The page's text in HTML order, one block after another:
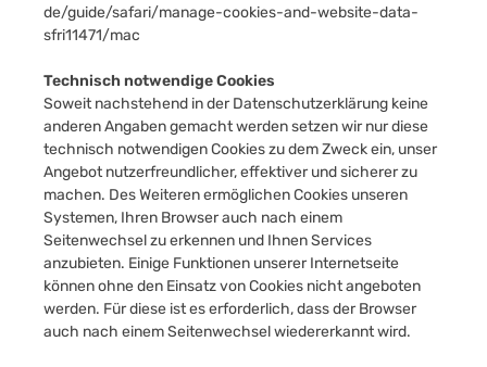
de/guide/safari/manage-cookies-and-website-data-
sfri11471/mac
Technisch notwendige Cookies
Soweit nachstehend in der Datenschutzerklärung keine
anderen Angaben gemacht werden setzen wir nur diese
technisch notwendigen Cookies zu dem Zweck ein, unser
Angebot nutzerfreundlicher, effektiver und sicherer zu
machen. Des Weiteren ermöglichen Cookies unseren
Systemen, Ihren Browser auch nach einem
Seitenwechsel zu erkennen und Ihnen Services
anzubieten. Einige Funktionen unserer Internetseite
können ohne den Einsatz von Cookies nicht angeboten
werden. Für diese ist es erforderlich, dass der Browser
auch nach einem Seitenwechsel wiedererkannt wird.